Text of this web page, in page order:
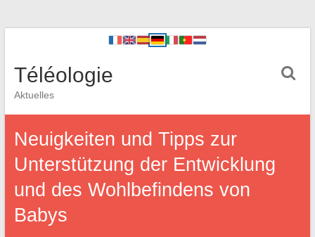
Téléologie
Aktuelles
Neuigkeiten und Tipps zur
Unterstützung der Entwicklung
und des Wohlbefindens von
Babys